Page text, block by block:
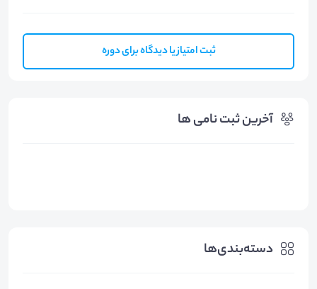
ثبت امتیاز یا دیدگاه برای دوره
آخرین ثبت نامی ها
دسته‌بندی‌ها